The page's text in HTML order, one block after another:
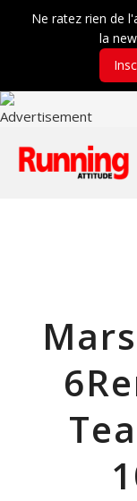
Ne ratez rien de
la